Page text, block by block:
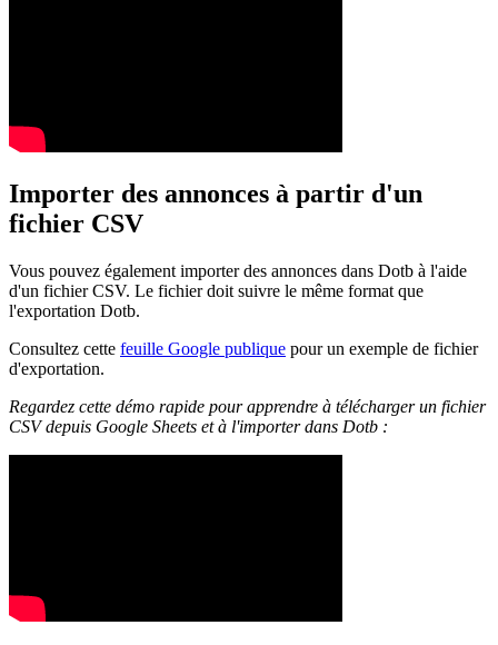
Importer des annonces à partir d'un
fichier CSV
Vous pouvez également importer des annonces dans Dotb à l'aide
d'un fichier CSV. Le fichier doit suivre le même format que
l'exportation Dotb.
Consultez cette feuille Google publique pour un exemple de fichier
d'exportation.
Regardez cette démo rapide pour apprendre à télécharger un fichier
CSV depuis Google Sheets et à l'importer dans Dotb :